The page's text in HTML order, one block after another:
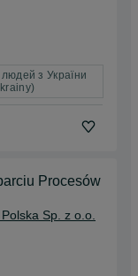
з України
Procesów
Sp. z o.o.